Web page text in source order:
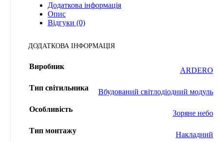
Додаткова інформація
Опис
Відгуки (0)
ДОДАТКОВА ІНФОРМАЦІЯ
Виробник ARDERO
Тип світильника Вбудований світлодіодний модуль
Особливість Зоряне небо
Тип монтажу Накладний